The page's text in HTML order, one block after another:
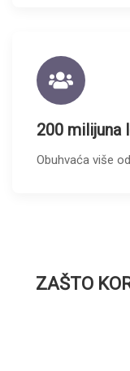
200 milijuna
Obuhvaća više
ZAŠTO